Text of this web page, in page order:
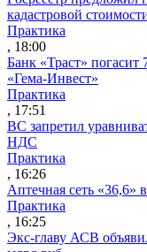
кадастровой
Практика
, 18:00
Банк «Траст»
«Гема-Инвест»
Практика
, 17:51
ВС запретил
НДС
Практика
, 16:26
Аптечная сеть «36,6»
Практика
, 16:25
Экс-главу АСВ